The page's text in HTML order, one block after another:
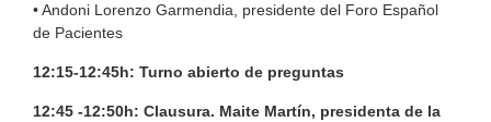
• Andoni Lorenzo Garmendia, presidente del Foro Español
de Pacientes
12:15-12:45h: Turno abierto de preguntas
12:45 -12:50h: Clausura. Maite Martín, presidenta de la